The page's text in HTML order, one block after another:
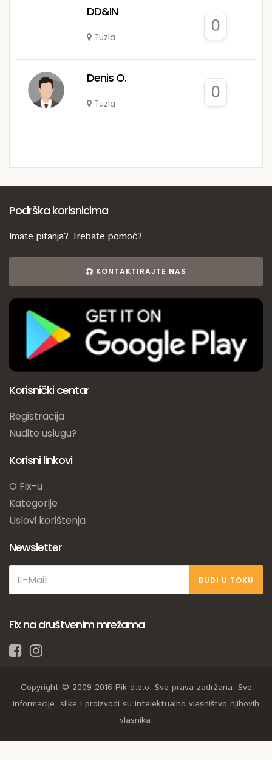
DD&IN
Tuzla
0
Denis O.
Tuzla
0
Podrška korisnicima
Imate pitanja? Trebate pomoć?
KONTAKTIRAJTE NAS
Korisnički centar
Registracija
Nudite uslugu?
Korisni linkovi
O Fix-u
Kategorije
Uslovi korištenja
Newsletter
BUDI U TOKU
Fix na društvenim mrežama
Copyright © 2009-2016 Pik d.o.o. Sva prava zadržana. Sve
informacije, slike i proizvodi su intelektualno vlasništvo njihovih
vlasnika.